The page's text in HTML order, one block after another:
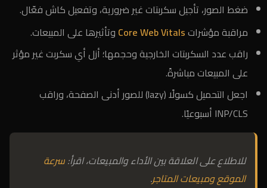
ضغط الصور، تأجيل سكربتات غير ضرورية، وتفعيل كاش فعّال.
مراقبة مؤشراتCore Web Vitals وتأثيرها على المبيعات.
راقب عدد السكربتات الخارجية وحجمها؛ أزل أي سكربت غير مؤثر
على المبيعات مباشرةً.
اجعل التحميل كسولًا (lazy) للصور أدنى الصفحة، وراقب
INP/CLS أسبوعيًا.
للاطلاع على العلاقة بين الأداء والمبيعات، اقرأ:سرعة
الموقع ومبيعات المتاجر.